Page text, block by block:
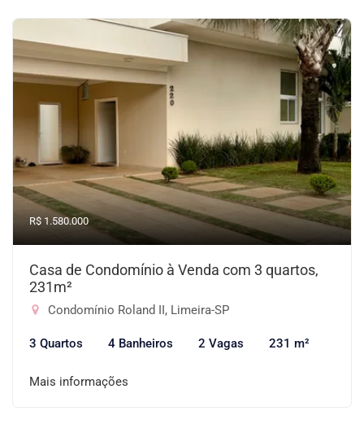
R$ 1.580.000
Casa de Condomínio à Venda com 3 quartos,
231m²
Condomínio Roland II, Limeira-SP
3 Quartos 4 Banheiros 2 Vagas 231 m²
Mais informações